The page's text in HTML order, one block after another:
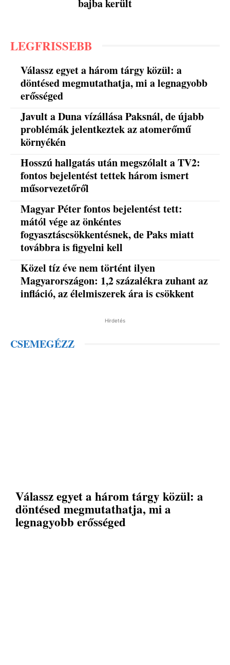
bajba került
LEGFRISSEBB
Válassz egyet a három tárgy közül: a
döntésed megmutathatja, mi a legnagyobb
erősséged
Javult a Duna vízállása Paksnál, de újabb
problémák jelentkeztek az atomerőmű
környékén
Hosszú hallgatás után megszólalt a TV2:
fontos bejelentést tettek három ismert
műsorvezetőről
Magyar Péter fontos bejelentést tett:
mától vége az önkéntes
fogyasztáscsökkentésnek, de Paks miatt
továbbra is figyelni kell
Közel tíz éve nem történt ilyen
Magyarországon: 1,2 százalékra zuhant az
infláció, az élelmiszerek ára is csökkent
Hirdetés
CSEMEGÉZZ
Válassz egyet a három tárgy közül: a
döntésed megmutathatja, mi a
legnagyobb erősséged